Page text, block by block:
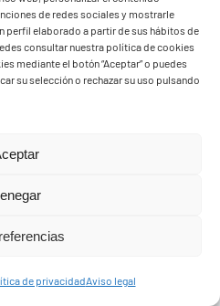
de redes sociales y mostrarle
perfil elaborado a partir de sus hábitos de
consultar nuestra política de cookies
mediante el botón “Aceptar” o puedes
su selección o rechazar su uso pulsando
de privacidadAviso legal